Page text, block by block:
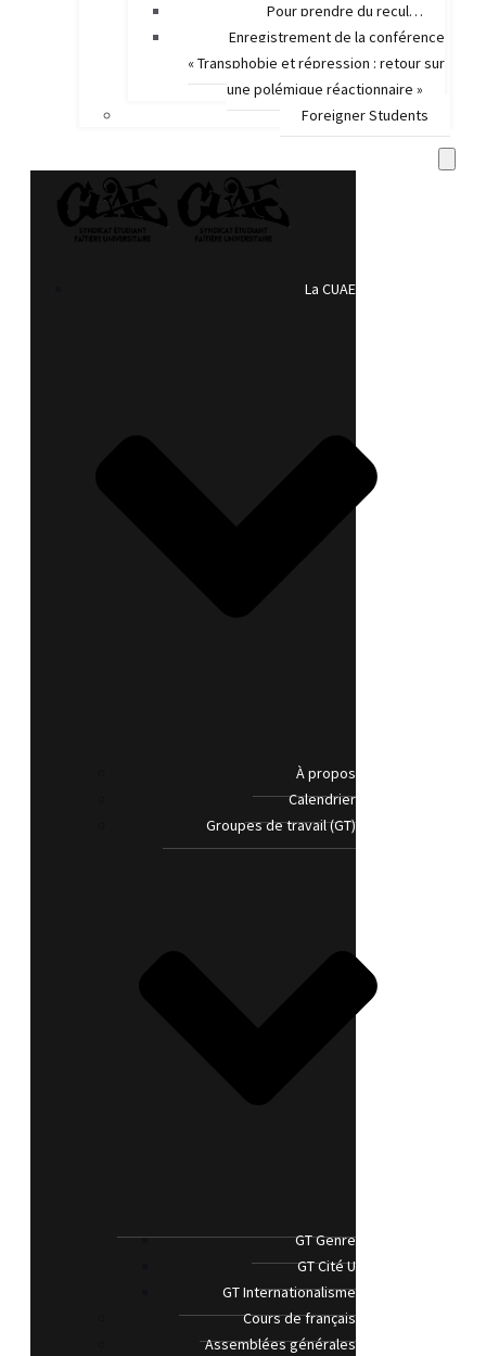
Pour prendre du recul…
Enregistrement de la conférence
« Transphobie et répression : retour sur
une polémique réactionnaire »
Foreigner Students
La CUAE
À propos
Calendrier
Groupes de travail (GT)
GT Genre
GT Cité U
GT Internationalisme
Cours de français
Assemblées générales